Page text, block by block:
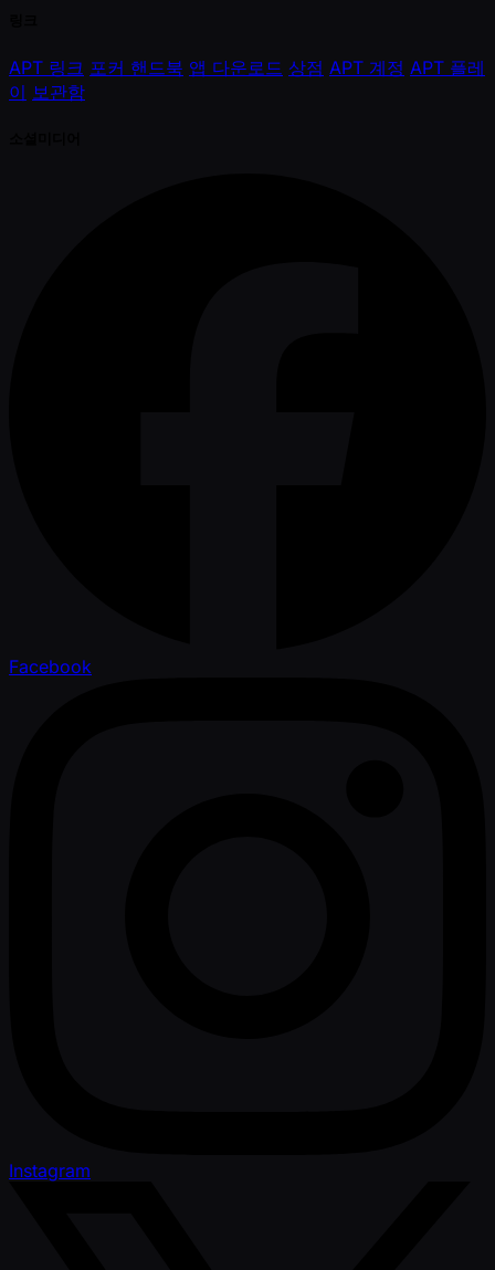
APT 링크 포커 핸드북 앱 다운로드 상점 APT 계정 APT 플레
이 보관함
Facebook
Instagram